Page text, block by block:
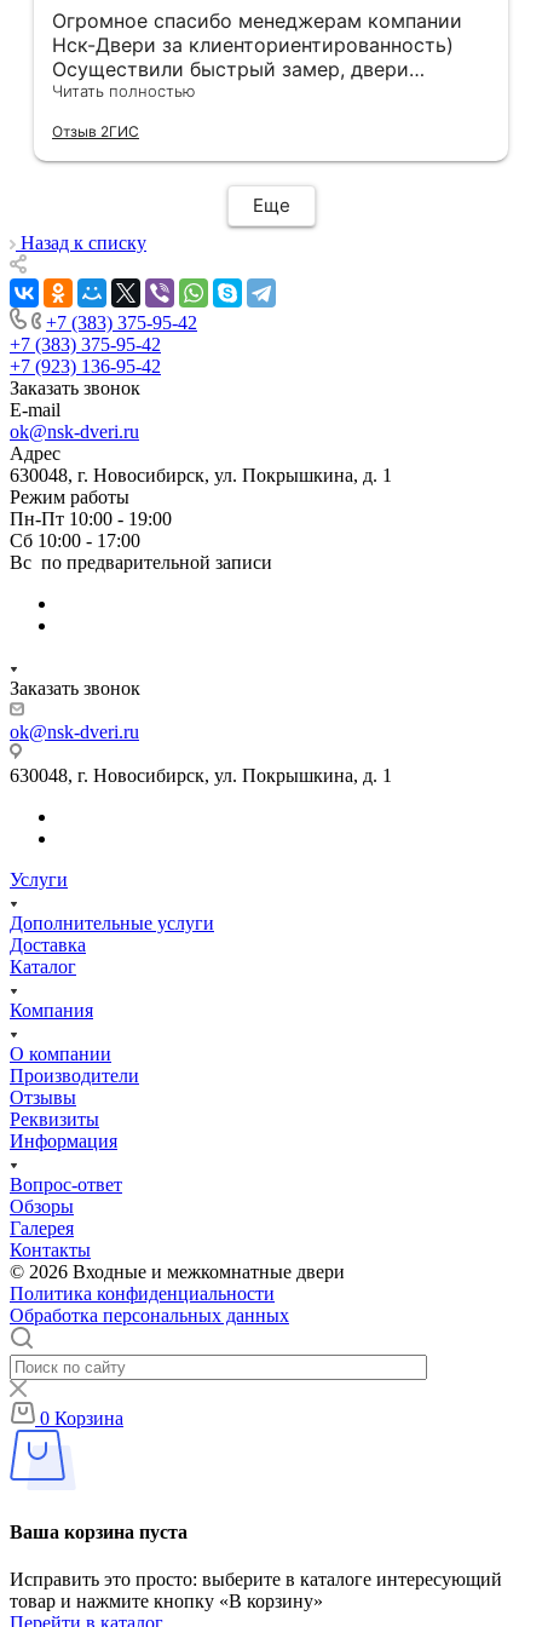
Огромное спасибо менеджерам компании
Нск-Двери за клиенториентированность)
Осуществили быстрый замер, двери
оказались в наличии. По доставке
компанию, где я могу указать удобный для
меня интервал времени, а не ждать весь
день🙏 Не могу не отметить качественный
монтаж дверей, спасибо мастеру Антону за
его труд!!!
Читать полностью
Отзыв 2ГИС
Еще
Назад к списку
+7 (383) 375-95-42
+7 (383) 375-95-42
+7 (923) 136-95-42
Заказать звонок
E-mail
ok@nsk-dveri.ru
Адрес
630048, г. Новосибирск, ул. Покрышкина, д. 1
Режим работы
Пн-Пт 10:00 - 19:00
Сб 10:00 - 17:00
Вс по предварительной записи
Заказать звонок
ok@nsk-dveri.ru
630048, г. Новосибирск, ул. Покрышкина, д. 1
Услуги
Дополнительные услуги
Доставка
Каталог
Компания
О компании
Производители
Отзывы
Реквизиты
Информация
Вопрос-ответ
Обзоры
Галерея
Контакты
© 2026 Входные и межкомнатные двери
Политика конфиденциальности
Обработка персональных данных
0 Корзина
Ваша корзина пуста
Исправить это просто: выберите в каталоге интересующий
товар и нажмите кнопку «В корзину»
Перейти в каталог